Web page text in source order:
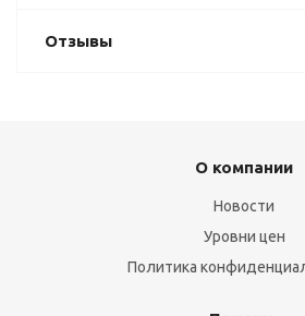
Отзывы
О компании
Новости
Уровни цен
Политика